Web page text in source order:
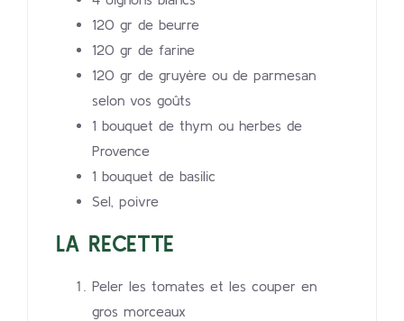
120 gr de beurre
120 gr de farine
120 gr de gruyère ou de parmesan
selon vos goûts
1 bouquet de thym ou herbes de
Provence
1 bouquet de basilic
Sel, poivre
LA RECETTE
Peler les tomates et les couper en
gros morceaux